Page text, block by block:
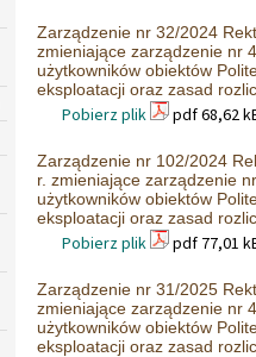
Zarządzenie nr 32/2024
zmieniające zarządzenie nr
użytkowników obiektów
eksploatacji oraz zasad
Pobierz plik pdf 68,62
Zarządzenie nr 102/2024
r. zmieniające zarządzenie
użytkowników obiektów
eksploatacji oraz zasad
Pobierz plik pdf 77,01
Zarządzenie nr 31/2025
zmieniające zarządzenie nr
użytkowników obiektów
eksploatacji oraz zasad